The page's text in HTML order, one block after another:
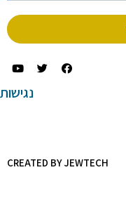
נגישות
CREATED BY JEWTECH